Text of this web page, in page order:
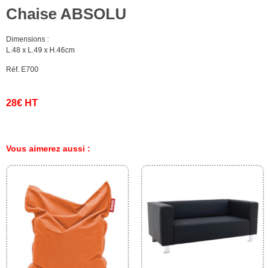
Chaise ABSOLU
Dimensions :
L.48 x L.49 x H.46cm
Réf. E700
28€ HT
Vous aimerez aussi :